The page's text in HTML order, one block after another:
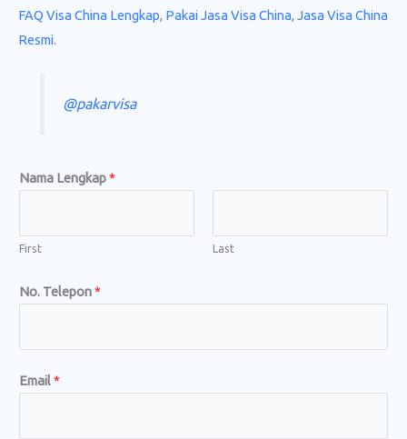
FAQ Visa China Lengkap, Pakai Jasa Visa China, Jasa Visa China
Resmi.
@pakarvisa
Nama Lengkap*
First Last
m
l
No. Telepon*
Email*